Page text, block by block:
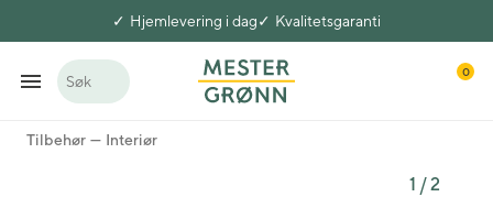
Hjemlevering i dag Kvalitetsgaranti
Søk
0
Tilbehør Interiør
1 /2